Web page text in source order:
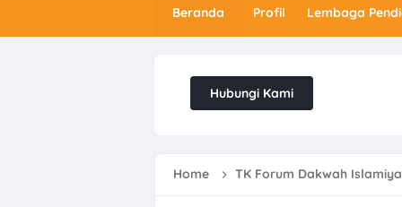
TPQ 05 Pelita
Beranda Profil Lembaga
Hubungi Kami
Home TK Forum Dakwah